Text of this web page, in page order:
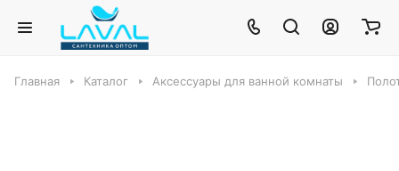
Главная Каталог Аксессуары для ванной комнаты